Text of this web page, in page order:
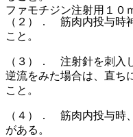
ファモチジン注射用１０
（２）． 筋肉内投与時
こと。
（３）． 注射針を刺入
逆流をみた場合は、直ち
こと。
（４）． 筋肉内投与時
がある。